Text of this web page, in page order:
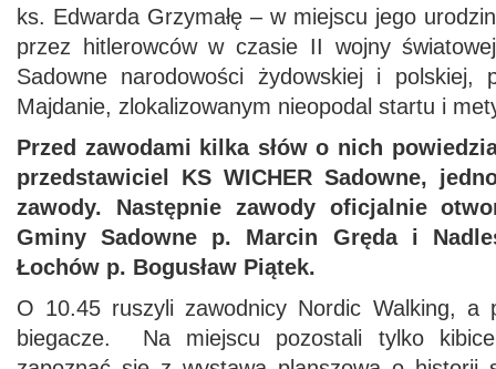
ks. Edwarda Grzymałę – w miejscu jego
przez hitlerowców w czasie II wojny
Sadowne narodowości żydowskiej i polskiej,
Majdanie, zlokalizowanym nieopodal startu i
Przed zawodami kilka słów o nich
przedstawiciel KS WICHER Sadowne,
zawody. Następnie zawody oficjalnie
Gminy Sadowne p. Marcin Gręda i
Łochów p. Bogusław Piątek.
O 10.45 ruszyli zawodnicy Nordic Walking, a
biegacze. Na miejscu pozostali tylko